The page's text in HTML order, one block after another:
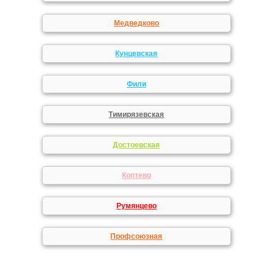
Медведково
Кунцевская
Фили
Тимирязевская
Достоевская
Коптево
Румянцево
Профсоюзная